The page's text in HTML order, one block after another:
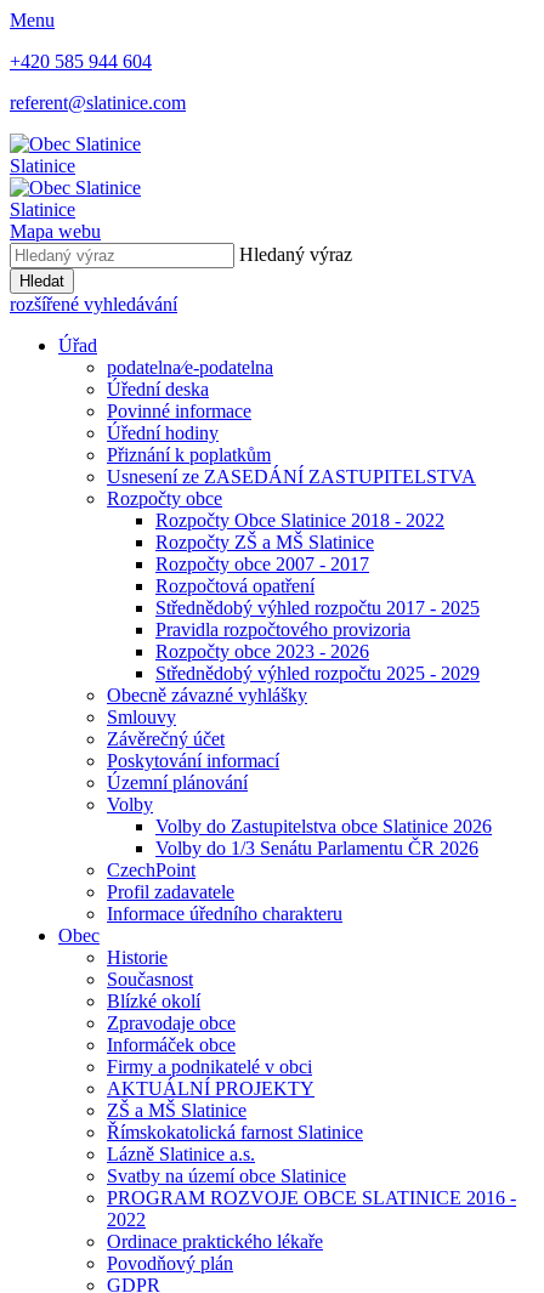
Menu
+420 585 944 604
referent@slatinice.com
Slatinice
Slatinice
Mapa webu
Hledaný výraz
Hledat
rozšířené vyhledávání
Úřad
podatelna⁄e-podatelna
Úřední deska
Povinné informace
Úřední hodiny
Přiznání k poplatkům
Usnesení ze ZASEDÁNÍ ZASTUPITELSTVA
Rozpočty obce
Rozpočty Obce Slatinice 2018 - 2022
Rozpočty ZŠ a MŠ Slatinice
Rozpočty obce 2007 - 2017
Rozpočtová opatření
Střednědobý výhled rozpočtu 2017 - 2025
Pravidla rozpočtového provizoria
Rozpočty obce 2023 - 2026
Střednědobý výhled rozpočtu 2025 - 2029
Obecně závazné vyhlášky
Smlouvy
Závěrečný účet
Poskytování informací
Územní plánování
Volby
Volby do Zastupitelstva obce Slatinice 2026
Volby do 1/3 Senátu Parlamentu ČR 2026
CzechPoint
Profil zadavatele
Informace úředního charakteru
Obec
Historie
Současnost
Blízké okolí
Zpravodaje obce
Informáček obce
Firmy a podnikatelé v obci
AKTUÁLNÍ PROJEKTY
ZŠ a MŠ Slatinice
Římskokatolická farnost Slatinice
Lázně Slatinice a.s.
Svatby na území obce Slatinice
PROGRAM ROZVOJE OBCE SLATINICE 2016 -
2022
Ordinace praktického lékaře
Povodňový plán
GDPR